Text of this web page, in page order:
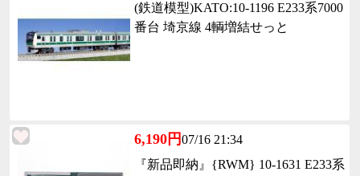
(鉄道模型)KATO:10-1196 E233系7000
番台 埼京線 4輌増結せっと
6,190円07/16 21:34
『新品即納』{RWM} 10-1631 E233系